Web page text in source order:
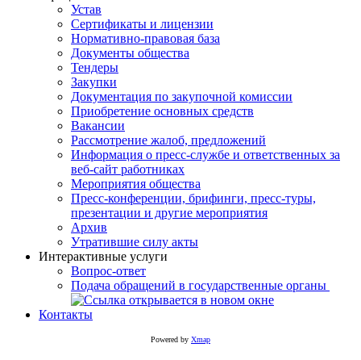
Устав
Сертификаты и лицензии
Нормативно-правовая база
Документы общества
Тендеры
Закупки
Документация по закупочной комиссии
Приобретение основных средств
Вакансии
Рассмотрение жалоб, предложений
Информация о пресс-службе и ответственных за
веб-сайт работниках
Мероприятия общества
Пресс-конференции, брифинги, пресс-туры,
презентации и другие мероприятия
Архив
Утратившие силу акты
Интерактивные услуги
Вопрос-ответ
Подача обращений в государственные органы
Контакты
Powered by Xmap